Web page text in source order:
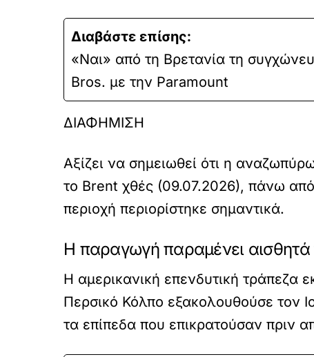
Διαβάστε επίσης:
«Ναι» από τη Βρετανία τη
Bros. με την Paramount
ΔΙΑΦΗΜΙΣΗ
Αξίζει να σημειωθεί ότι η
το Brent χθές (09.07.2026), πάνω
περιοχή περιορίστηκε σημαντικά.
Η παραγωγή παραμένει
Η αμερικανική επενδυτική τράπεζα
Περσικό Κόλπο εξακολουθούσε τον
τα επίπεδα που επικρατούσαν πριν